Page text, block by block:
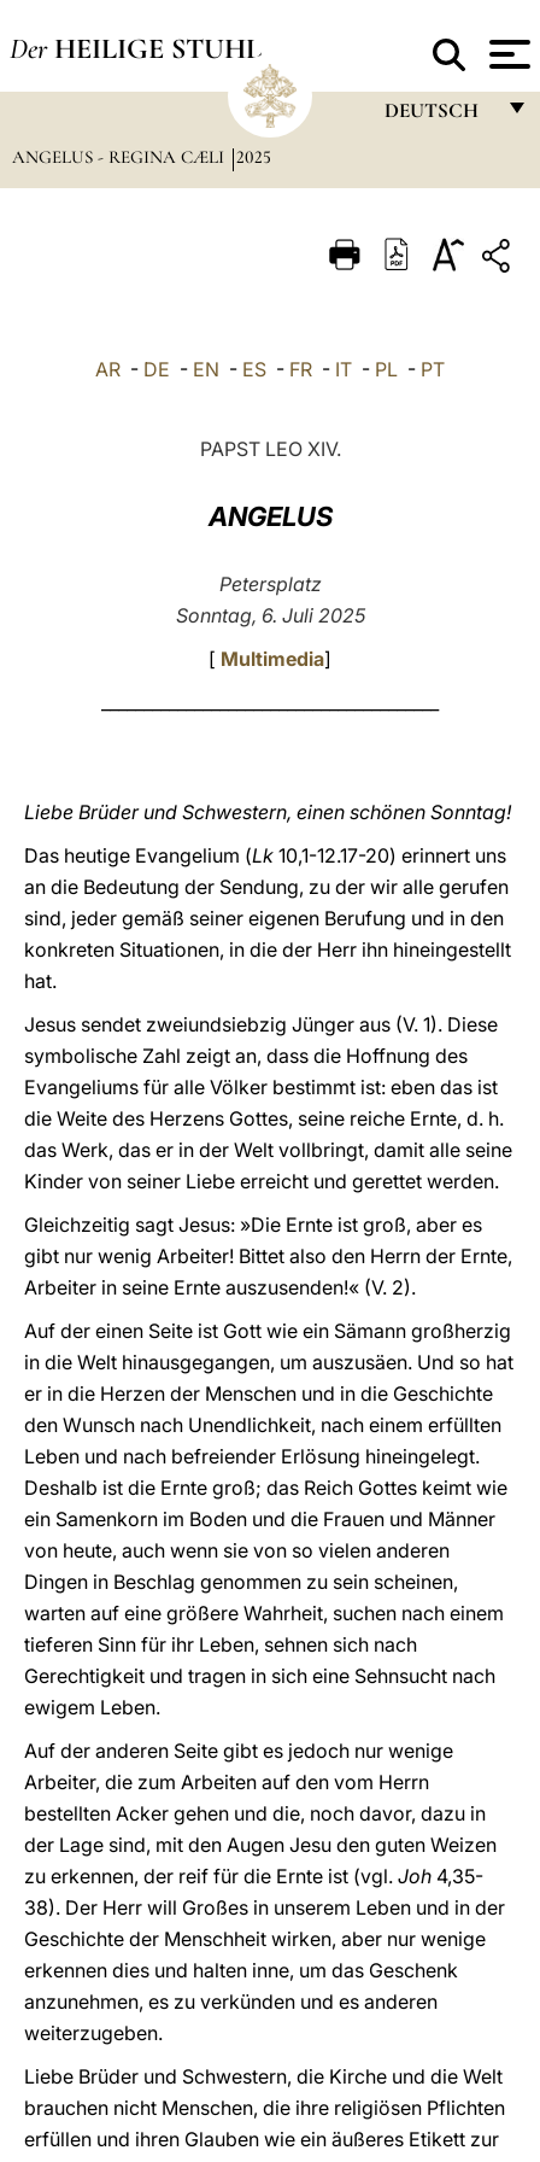
Der HEILIGE STUHL
DEUTSCH
ITALIANO
ANGELUS - REGINA CÆLI 2025
AR - DE - EN - ES - FR - IT - PL - PT
PAPST LEO XIV.
ANGELUS
Petersplatz
Sonntag, 6. Juli 2025
[ Multimedia]
Liebe Brüder und Schwestern, einen schönen Sonntag!
Das heutige Evangelium (Lk 10,1-12.17-20) erinnert uns
an die Bedeutung der Sendung, zu der wir alle gerufen
sind, jeder gemäß seiner eigenen Berufung und in den
konkreten Situationen, in die der Herr ihn hineingestellt
hat.
Jesus sendet zweiundsiebzig Jünger aus (V. 1). Diese
symbolische Zahl zeigt an, dass die Hoffnung des
Evangeliums für alle Völker bestimmt ist: eben das ist
die Weite des Herzens Gottes, seine reiche Ernte, d. h.
das Werk, das er in der Welt vollbringt, damit alle seine
Kinder von seiner Liebe erreicht und gerettet werden.
Gleichzeitig sagt Jesus: »Die Ernte ist groß, aber es
gibt nur wenig Arbeiter! Bittet also den Herrn der Ernte,
Arbeiter in seine Ernte auszusenden!« (V. 2).
Auf der einen Seite ist Gott wie ein Sämann großherzig
in die Welt hinausgegangen, um auszusäen. Und so hat
er in die Herzen der Menschen und in die Geschichte
den Wunsch nach Unendlichkeit, nach einem erfüllten
Leben und nach befreiender Erlösung hineingelegt.
Deshalb ist die Ernte groß; das Reich Gottes keimt wie
ein Samenkorn im Boden und die Frauen und Männer
von heute, auch wenn sie von so vielen anderen
Dingen in Beschlag genommen zu sein scheinen,
warten auf eine größere Wahrheit, suchen nach einem
tieferen Sinn für ihr Leben, sehnen sich nach
Gerechtigkeit und tragen in sich eine Sehnsucht nach
ewigem Leben.
Auf der anderen Seite gibt es jedoch nur wenige
Arbeiter, die zum Arbeiten auf den vom Herrn
bestellten Acker gehen und die, noch davor, dazu in
der Lage sind, mit den Augen Jesu den guten Weizen
zu erkennen, der reif für die Ernte ist (vgl. Joh 4,35-
38). Der Herr will Großes in unserem Leben und in der
Geschichte der Menschheit wirken, aber nur wenige
erkennen dies und halten inne, um das Geschenk
anzunehmen, es zu verkünden und es anderen
weiterzugeben.
Liebe Brüder und Schwestern, die Kirche und die Welt
brauchen nicht Menschen, die ihre religiösen Pflichten
erfüllen und ihren Glauben wie ein äußeres Etikett zur